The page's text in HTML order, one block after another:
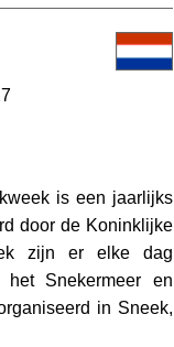
is een jaarlijks
door de Koninklijke
zijn er elke dag
het Snekermeer en
in Sneek,